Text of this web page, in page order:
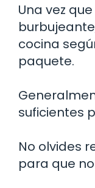
Una vez
cocina
paquete.
suficientes
No olvides
para que